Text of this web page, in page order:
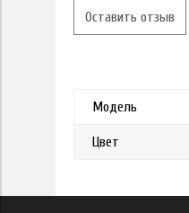
Оставить отзыв
Модель
Цвет